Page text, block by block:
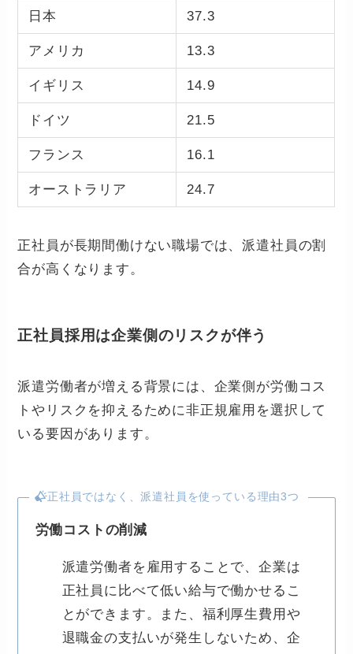
日本 37.3
アメリカ 13.3
イギリス 14.9
ドイツ 21.5
フランス 16.1
オーストラリア 24.7
正社員が長期間働けない職場では、派遣社員の割
合が高くなります。
正社員採用は企業側のリスクが伴う
派遣労働者が増える背景には、企業側が労働コス
トやリスクを抑えるために非正規雇用を選択して
いる要因があります。
正社員ではなく、派遣社員を使っている理由3つ
労働コストの削減
派遣労働者を雇用することで、企業は
正社員に比べて低い給与で働かせるこ
とができます。また、福利厚生費用や
退職金の支払いが発生しないため、企